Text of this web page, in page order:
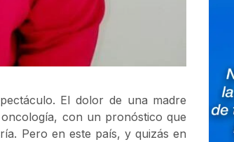
El dolor de una madre
con un pronóstico que
Pero en este país, y quizás en